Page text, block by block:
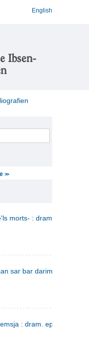
English
Ibsen-
>>
morts- : drama en tres
sar bar darim
: dram. epilog v 3 d